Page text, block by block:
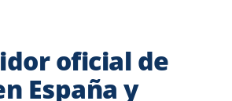
oficial de
España y